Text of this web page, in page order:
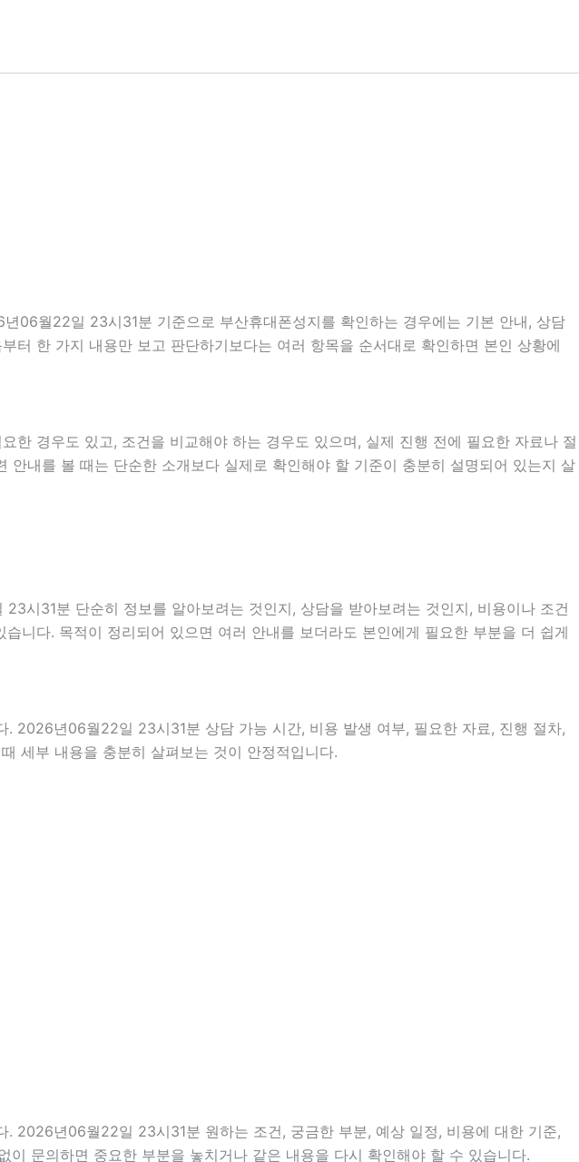
06월22일 23시31분 기준으로 부산휴대폰성지를 확인하는 경우에는 기본 안내, 상담
터 한 가지 내용만 보고 판단하기보다는 여러 항목을 순서대로 확인하면 본인 상황에
한 경우도 있고, 조건을 비교해야 하는 경우도 있으며, 실제 진행 전에 필요한 자료나 절
내를 볼 때는 단순한 소개보다 실제로 확인해야 할 기준이 충분히 설명되어 있는지 살
시31분 단순히 정보를 알아보려는 것인지, 상담을 받아보려는 것인지, 비용이나 조건
니다. 목적이 정리되어 있으면 여러 안내를 보더라도 본인에게 필요한 부분을 더 쉽게
2026년06월22일 23시31분 상담 가능 시간, 비용 발생 여부, 필요한 자료, 진행 절차,
세부 내용을 충분히 살펴보는 것이 안정적입니다.
2026년06월22일 23시31분 원하는 조건, 궁금한 부분, 예상 일정, 비용에 대한 기준,
문의하면 중요한 부분을 놓치거나 같은 내용을 다시 확인해야 할 수 있습니다.